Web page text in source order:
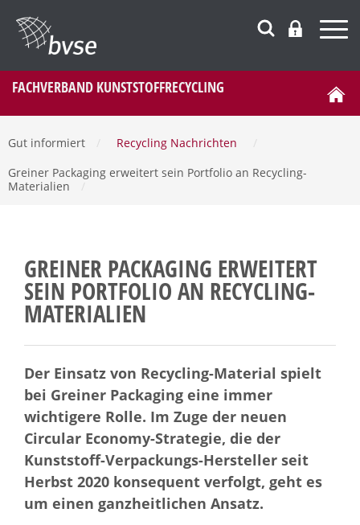
FACHVERBAND KUNSTSTOFFRECYCLING
Gut informiert Recycling Nachrichten
Greiner Packaging erweitert sein Portfolio an Recycling-
Materialien
GREINER PACKAGING ERWEITERT
SEIN PORTFOLIO AN RECYCLING-
MATERIALIEN
Der Einsatz von Recycling-Material spielt
bei Greiner Packaging eine immer
wichtigere Rolle. Im Zuge der neuen
Circular Economy-Strategie, die der
Kunststoff-Verpackungs-Hersteller seit
Herbst 2020 konsequent verfolgt, geht es
um einen ganzheitlichen Ansatz.